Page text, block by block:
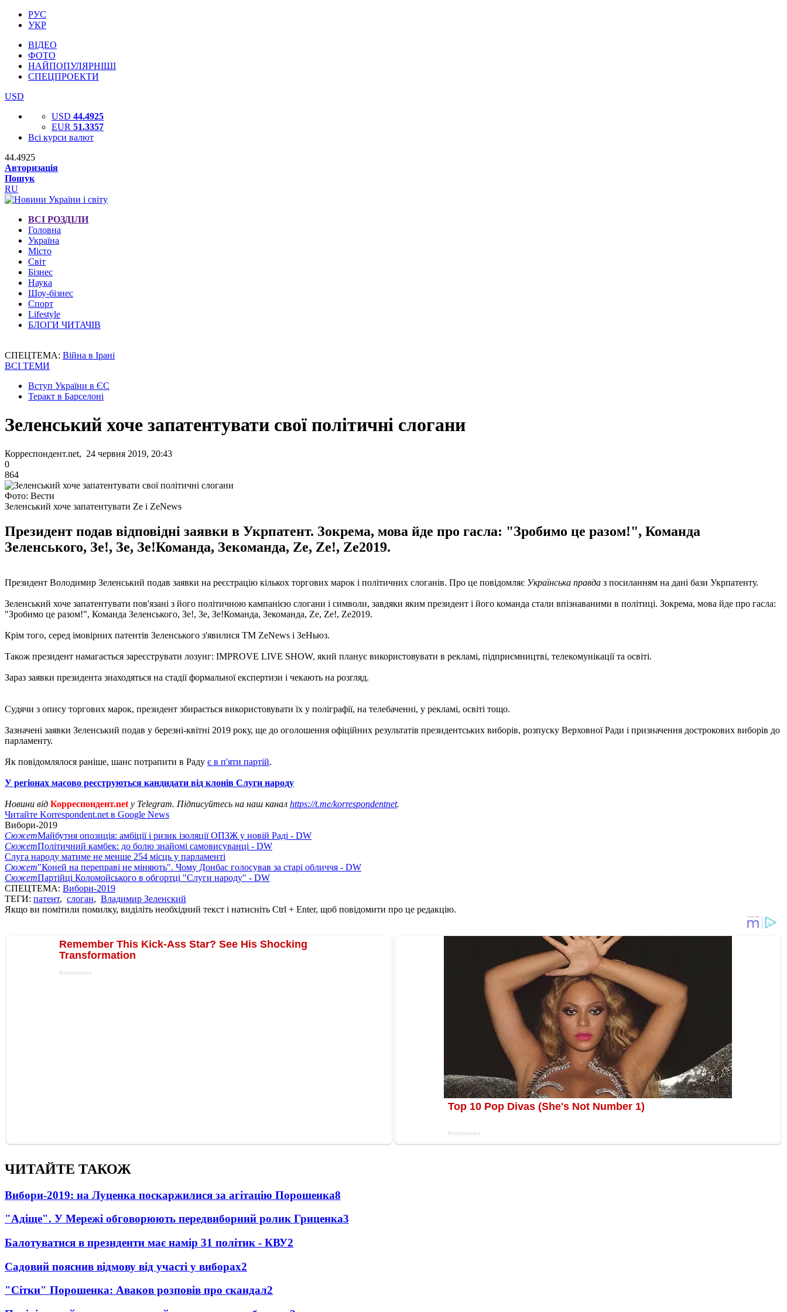
РУС
УКР
ВІДЕО
ФОТО
НАЙПОПУЛЯРНІШІ
СПЕЦПРОЕКТИ
USD
USD 44.4925
EUR 51.3357
Всі курси валют
44.4925
Авторизація
Пошук
RU
ВСІ РОЗДІЛИ
Головна
Україна
Місто
Світ
Бізнес
Наука
Шоу-бізнес
Спорт
Lifestyle
БЛОГИ ЧИТАЧІВ
СПЕЦТЕМА: Війна в Ірані
ВСІ ТЕМИ
Вступ України в ЄС
Теракт в Барселоні
Зеленський хоче запатентувати свої політичні слогани
Корреспондент.net, 24 червня 2019, 20:43
0
864
Фото: Вести
Зеленський хоче запатентувати Ze і ZeNews
Президент подав відповідні заявки в Укрпатент. Зокрема, мова йде про гасла: "Зробимо це разом!", Команда
Зеленського, Зе!, Зе, Зе!Команда, Зекоманда, Ze, Ze!, Ze2019.
Президент Володимир Зеленський подав заявки на реєстрацію кількох торгових марок і політичних слоганів. Про це повідомляє Українська правда з посиланням на дані бази Укрпатенту.
Зеленський хоче запатентувати пов'язані з його політичною кампанією слогани і символи, завдяки яким президент і його команда стали впізнаваними в політиці. Зокрема, мова йде про гасла:
"Зробимо це разом!", Команда Зеленського, Зе!, Зе, Зе!Команда, Зекоманда, Ze, Ze!, Ze2019.
Крім того, серед імовірних патентів Зеленського з'явилися ТМ ZeNews і ЗеНьюз.
Також президент намагається зареєструвати лозунг: IMPROVE LIVE SHOW, який планує використовувати в рекламі, підприємництві, телекомунікації та освіті.
Зараз заявки президента знаходяться на стадії формальної експертизи і чекають на розгляд.
Судячи з опису торгових марок, президент збирається використовувати їх у поліграфії, на телебаченні, у рекламі, освіті тощо.
Зазначені заявки Зеленський подав у березні-квітні 2019 року, ще до оголошення офіційних результатів президентських виборів, розпуску Верховної Ради і призначення дострокових виборів до
парламенту.
Як повідомлялося раніше, шанс потрапити в Раду є в п'яти партій.
У регіонах масово реєструються кандидати від клонів Слуги народу
Новини від Корреспондент.net у Telegram. Підписуйтесь на наш канал https://t.me/korrespondentnet.
Читайте Korrespondent.net в Google News
Вибори-2019
СюжетМайбутня опозиція: амбіції і ризик ізоляції ОПЗЖ у новій Раді - DW
СюжетПолітичний камбек: до болю знайомі самовисуванці - DW
Слуга народу матиме не менше 254 місць у парламенті
Сюжет"Коней на переправі не міняють". Чому Донбас голосував за старі обличчя - DW
СюжетПартійці Коломойського в обгортці "Слуги народу" - DW
СПЕЦТЕМА: Вибори-2019
ТЕГИ: патент, слоган, Владимир Зеленский
Якщо ви помітили помилку, виділіть необхідний текст і натисніть Ctrl + Enter, щоб повідомити про це редакцію.
ЧИТАЙТЕ ТАКОЖ
Вибори-2019: на Луценка поскаржилися за агітацію Порошенка8
"Адіще". У Мережі обговорюють передвиборний ролик Гриценка3
Балотуватися в президенти має намір 31 політик - КВУ2
Садовий пояснив відмову від участі у виборах2
"Сітки" Порошенка: Аваков розповів про скандал2